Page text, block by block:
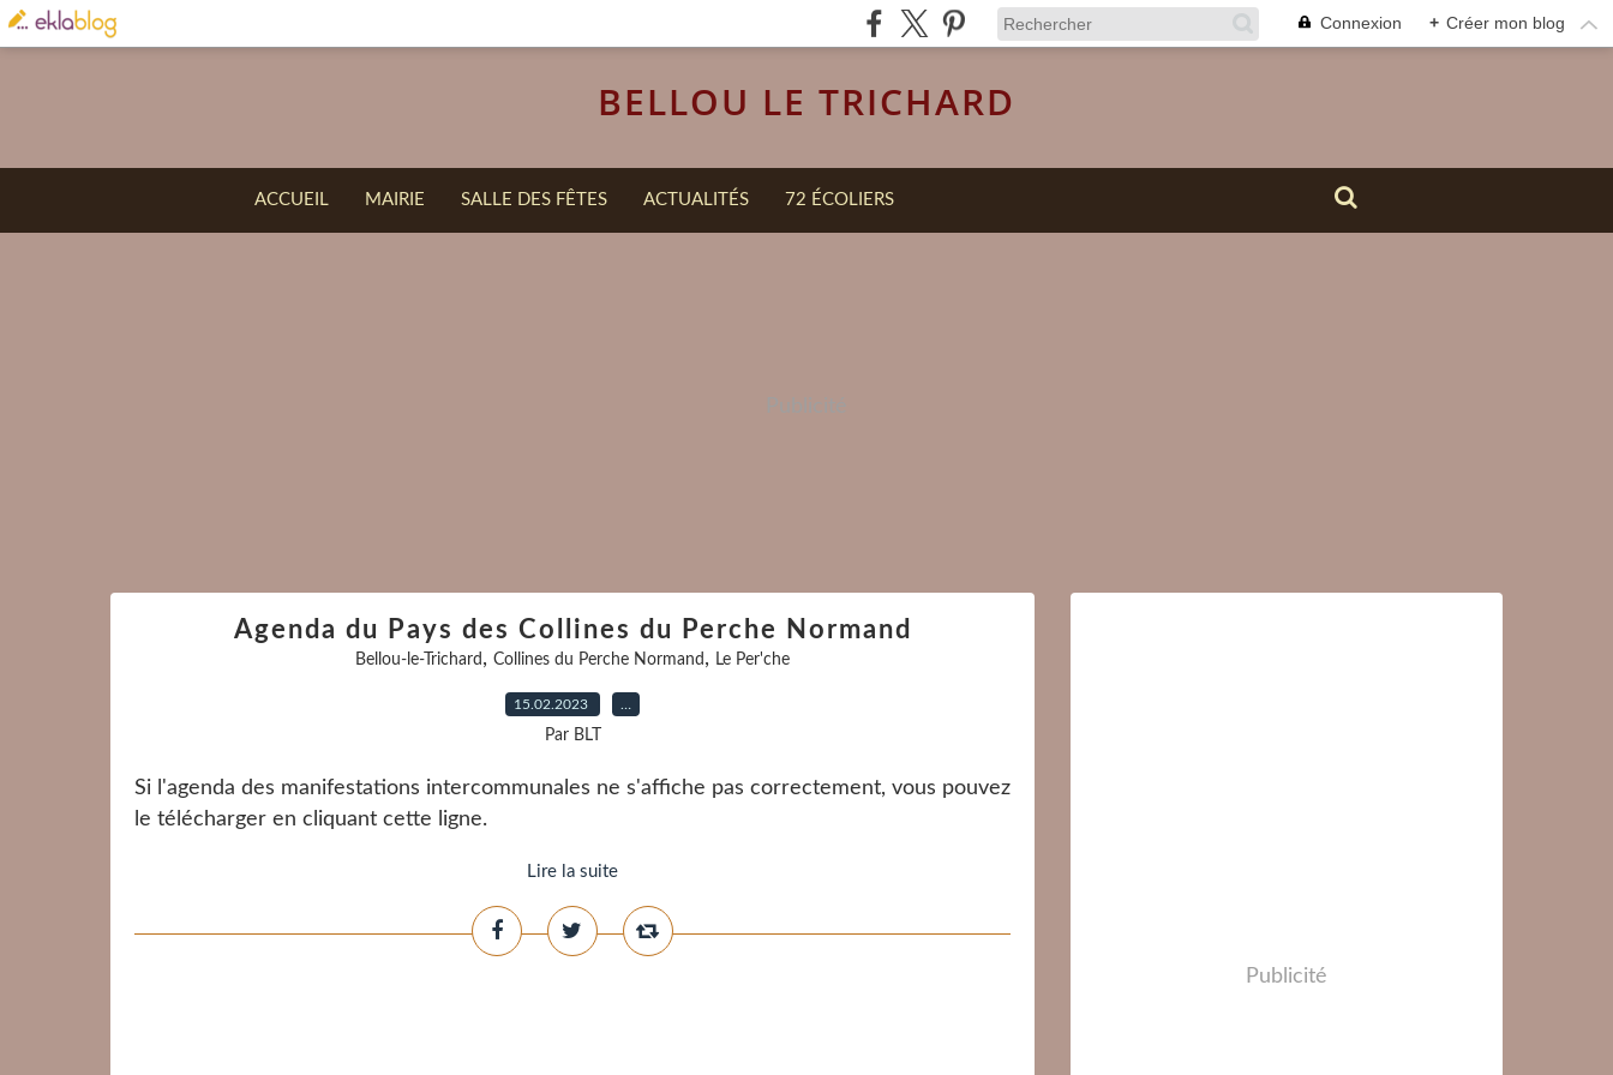
Connexion + Créer mon blog
BELLOU LE TRICHARD
ACCUEIL MAIRIE SALLE DES FÊTES ACTUALITÉS 72 ÉCOLIERS
Agenda du Pays des Collines du Perche Normand
Bellou-le-Trichard , Collines du Perche Normand , Le Per'che
15.02.2023
Par BLT
Si l'agenda des manifestations intercommunales ne s'affiche pas correctement, vous pouvez
le télécharger en cliquant cette ligne.
Lire la suite
Publicité